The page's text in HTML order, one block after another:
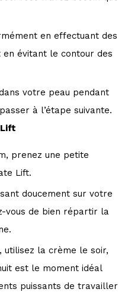
en effectuant des
en évitant le contour des
votre peau pendant
à l’étape suivante.
Lift
prenez une petite
Lift.
doucement sur votre
vous de bien répartir la
utilisez la crème le soir,
est le moment idéal
puissants de travailler